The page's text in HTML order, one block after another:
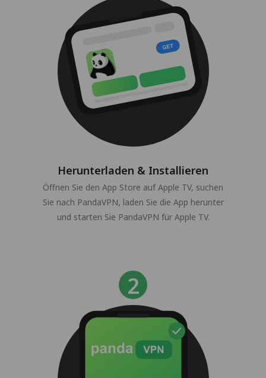
Herunterladen & Installieren
Öffnen Sie den App Store auf Apple TV, suchen
Sie nach PandaVPN, laden Sie die App herunter
und starten Sie PandaVPN für Apple TV.